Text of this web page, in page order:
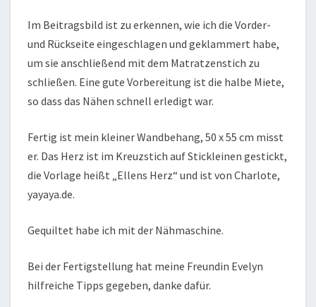
Im Beitragsbild ist zu erkennen, wie ich die Vorder-
und Rückseite eingeschlagen und geklammert habe,
um sie anschließend mit dem Matratzenstich zu
schließen. Eine gute Vorbereitung ist die halbe Miete,
so dass das Nähen schnell erledigt war.
Fertig ist mein kleiner Wandbehang, 50 x 55 cm misst
er. Das Herz ist im Kreuzstich auf Stickleinen gestickt,
die Vorlage heißt „Ellens Herz“ und ist von Charlote,
yayaya.de.
Gequiltet habe ich mit der Nähmaschine.
Bei der Fertigstellung hat meine Freundin Evelyn
hilfreiche Tipps gegeben, danke dafür.